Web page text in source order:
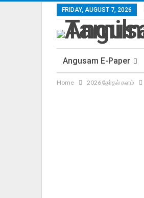
FRIDAY, AUGUST 7, 2026
Angusam E-Paper
Home 2026 தேர்தல் களம்